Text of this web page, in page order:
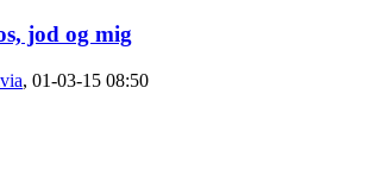
jod og mig
, 01-03-15 08:50